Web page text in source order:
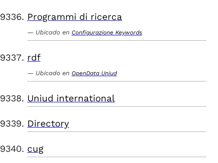
Programmi di ricerca
Ubicado en Configurazione Keywords
rdf
Ubicado en OpenData Uniud
Uniud international
Directory
cug